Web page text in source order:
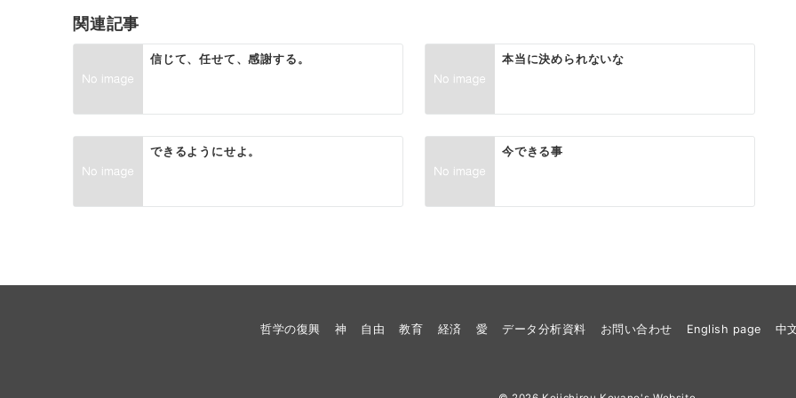
ゲ
ー
シ
ョ
ン
関連記事
信じて、任せて、感謝する。 本当に決められないな
できるようにせよ。 今できる事
哲学の復興 神 自由 教育 経済 愛 データ分析資料 お問い合わせ English page 中